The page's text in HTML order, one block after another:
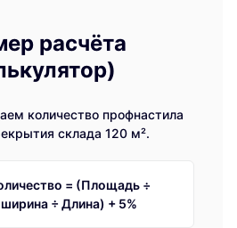
расчёта
количество профнастила
склада 120 м².
= (Площадь ÷
÷ Длина) + 5%